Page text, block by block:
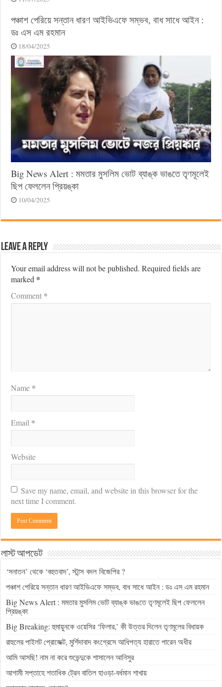
পঞ্চাশ পেরিয়ে সন্তান ধারণ আইভিএফে সম্ভব, বাধ সাধে আইন :
ডঃ এস এম রহমান
18/04/2025
Big News Alert : মমতার মুসলিম ভোট ব্যাঙ্ক ভাঙতে তৃণমূলেই
ছিপ ফেললেন প্রিয়ঙ্কা
10/04/2025
Leave a Reply
Your email address will not be published. Required fields are
marked *
Comment *
Name *
Email *
Website
Save my name, email, and website in this browser for the
next time I comment.
লাস্ট আপডেট
‘সনাতন’ থেকে ‘বহুতবাদ’, স্টান্স বদল বিজেপির ?
পঞ্চাশ পেরিয়ে সন্তান ধারণ আইভিএফে সম্ভব, বাধ সাধে আইন : ডঃ এস এম রহমান
Big News Alert : মমতার মুসলিম ভোট ব্যাঙ্ক ভাঙতে তৃণমূলেই ছিপ ফেললেন
প্রিয়ঙ্কা
Big Breaking: হুমায়ুনকে ওয়েসির ‘ফিলার,’ কী উত্তর দিলেন তৃণমূলের বিধায়ক
রাহুলের পাইলট প্রোজেক্ট, মুর্শিদাবাদ কংগ্রেসে আধিপত্য হারাতে পারেন অধীর
আমি আসছি! নাম না করে শুভেন্দুকে শাসালেন আনিসুর
আগামী সপ্তাহে শতাধিক ট্রেন বাতিল হাওড়া-বর্ধমান শাখায়